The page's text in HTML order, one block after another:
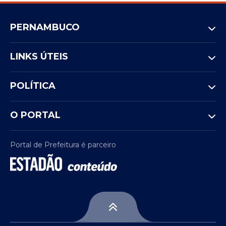
PERNAMBUCO
LINKS ÚTEIS
POLÍTICA
O PORTAL
Portal de Prefeitura é parceiro